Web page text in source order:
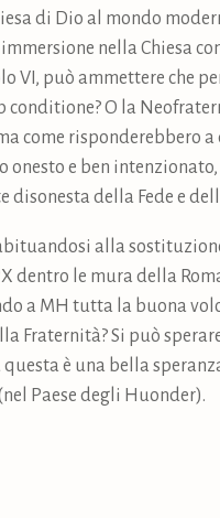
di Dio al mondo
nella Chiesa
VI, può ammettere che
O la
come risponderebbero
e ben intenzionato,
della Fede e
alla
dentro le mura della
a MH tutta la buona
Fraternità? Si può
è una bella
Paese degli Huonder).